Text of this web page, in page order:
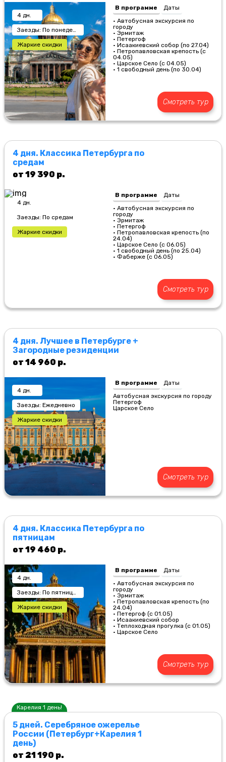
4 дн.
Заезды: По понедельникам
Жаркие скидки
В программе
Даты
• Автобусная экскурсия по
городу
• Эрмитаж
• Петергоф
• Исаакиевский собор (по 27.04)
• Петропавловская крепость (с
04.05)
• Царское Село (с 04.05)
• 1 свободный день (по 30.04)
Смотреть тур
4 дня. Классика Петербурга по
средам
от 19 390 р.
4 дн.
Заезды: По средам
Жаркие скидки
В программе
Даты
• Автобусная экскурсия по
городу
• Эрмитаж
• Петергоф
• Петропавловская крепость (по
24.04)
• Царское Село (с 06.05)
• 1 свободный день (по 25.04)
• Фаберже (с 06.05)
Смотреть тур
4 дня. Лучшее в Петербурге +
Загородные резиденции
от 14 960 р.
4 дн.
Заезды: Ежедневно
Жаркие скидки
В программе
Даты
Автобусная экскурсия по городу
Петергоф
Царское Село
Смотреть тур
4 дня. Классика Петербурга по
пятницам
от 19 460 р.
4 дн.
Заезды: По пятницам
Жаркие скидки
В программе
Даты
• Автобусная экскурсия по
городу
• Эрмитаж
• Петропавловская крепость (по
24.04)
• Петергоф (с 01.05)
• Исаакиевский собор
• Теплоходная прогулка (с 01.05)
• Царское Село
Смотреть тур
Карелия 1 день!
5 дней. Серебряное ожерелье
России (Петербург+Карелия 1
день)
от 21 190 р.